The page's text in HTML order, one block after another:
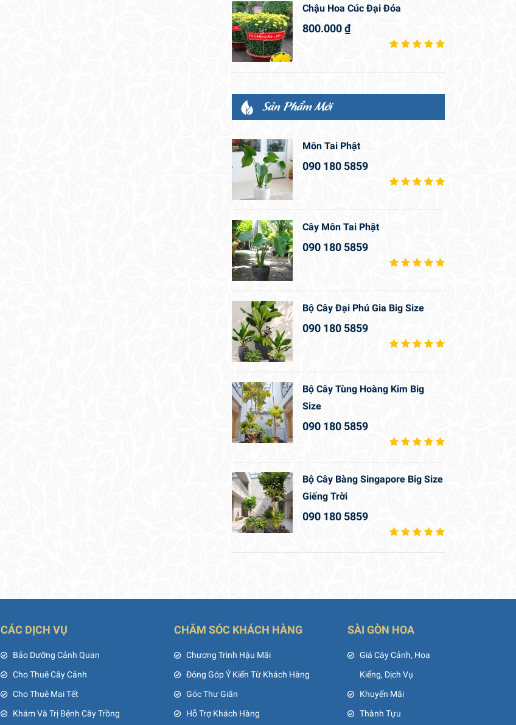
Chậu Hoa Cúc Đại Đóa
800.000₫
Sản Phẩm Mới
Môn Tai Phật
090 180 5859
Cây Môn Tai Phật
090 180 5859
Bộ Cây Đại Phú Gia Big Size
090 180 5859
Bộ Cây Tùng Hoàng Kim Big
Size
090 180 5859
Bộ Cây Bàng Singapore Big Size
Giếng Trời
090 180 5859
CÁC DỊCH VỤ
Bảo Dưỡng Cảnh Quan
Cho Thuê Cây Cảnh
Cho Thuê Mai Tết
Khám Và Trị Bệnh Cây Trồng
CHĂM SÓC KHÁCH HÀNG
Chương Trình Hậu Mãi
Đóng Góp Ý Kiến Từ Khách Hàng
Góc Thư Giãn
Hỗ Trợ Khách Hàng
SÀI GÒN HOA
Giá Cây Cảnh, Hoa
Kiểng, Dịch Vụ
Khuyến Mãi
Thành Tựu